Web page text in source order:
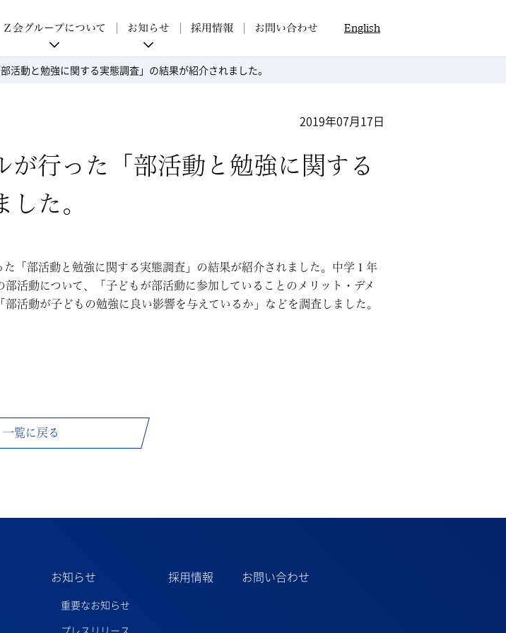
Ｚ会グループについて お知らせ 採用情報 お問い合わせ English
活動と勉強に関する実態調査」の結果が紹介されました。
2019年07月17日
が行った「部活動と勉強に関する
た。
「部活動と勉強に関する実態調査」の結果が紹介されました。中学１年
活動について、「子どもが部活動に参加していることのメリット・デメ
活動が子どもの勉強に良い影響を与えているか」などを調査しました。
一覧に戻る
お知らせ
重要なお知らせ
採用情報 お問い合わせ